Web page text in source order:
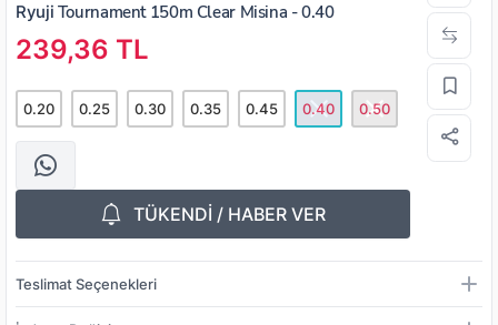
Ryuji Tournament 150m Clear Misina - 0.40
239,36 TL
0.20 0.25 0.30 0.35 0.45 0.40 0.50
TÜKENDİ / HABER VER
Teslimat Seçenekleri